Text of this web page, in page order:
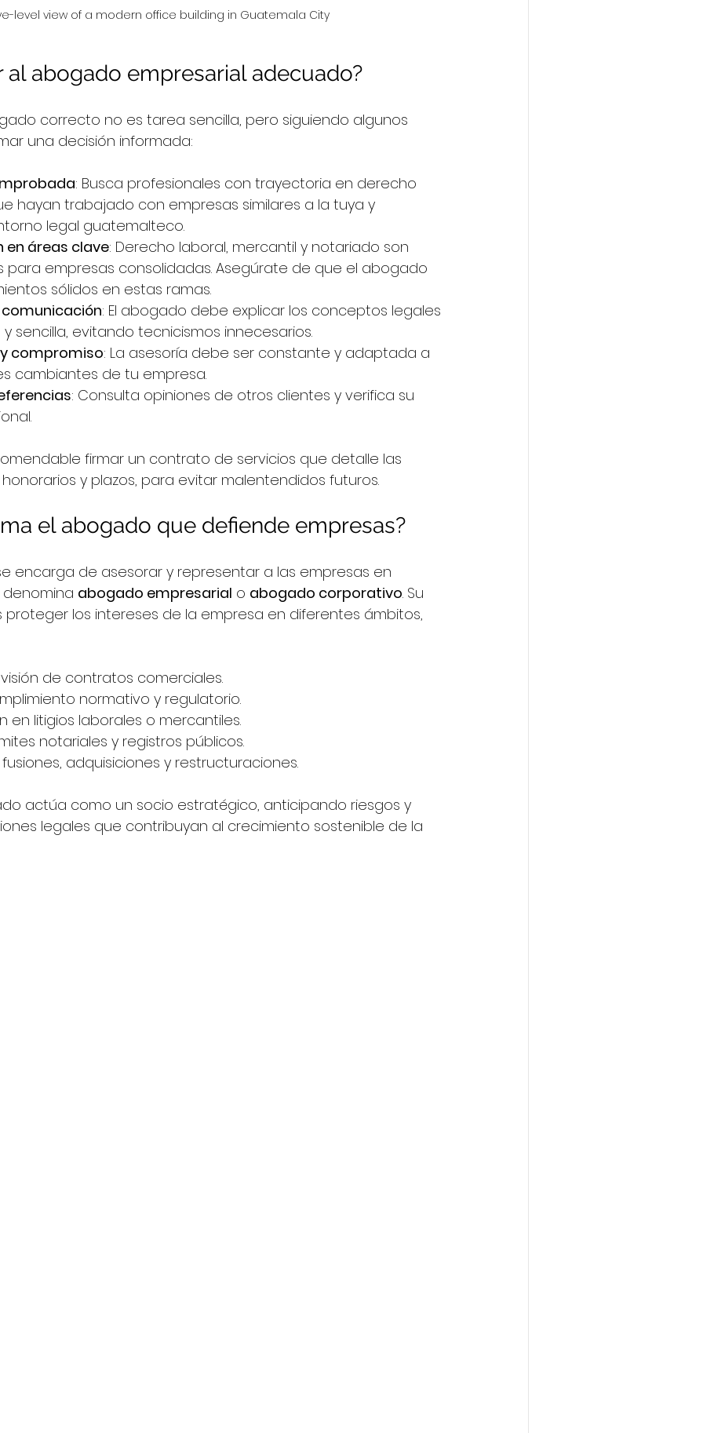
level view of a modern office building in Guatemala City
al abogado empresarial adecuado?
correcto no es tarea sencilla, pero siguiendo algunos
una decisión informada:
: Busca profesionales con trayectoria en derecho
hayan trabajado con empresas similares a la tuya y
legal guatemalteco.
en áreas clave: Derecho laboral, mercantil y notariado son
para empresas consolidadas. Asegúrate de que el abogado
sólidos en estas ramas.
: El abogado debe explicar los conceptos legales
sencilla, evitando tecnicismos innecesarios.
compromiso: La asesoría debe ser constante y adaptada a
cambiantes de tu empresa.
: Consulta opiniones de otros clientes y verifica su
firmar un contrato de servicios que detalle las
y plazos, para evitar malentendidos futuros.
el abogado que defiende empresas?
encarga de asesorar y representar a las empresas en
abogado empresarial o abogado corporativo. Su
proteger los intereses de la empresa en diferentes ámbitos,
de contratos comerciales.
normativo y regulatorio.
en litigios laborales o mercantiles.
notariales y registros públicos.
adquisiciones y restructuraciones.
actúa como un socio estratégico, anticipando riesgos y
legales que contribuyan al crecimiento sostenible de la